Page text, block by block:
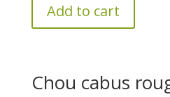
Add to cart
Chou cabus